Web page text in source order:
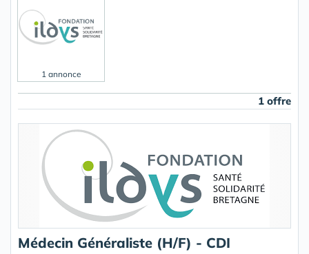
1 annonce
1 offre
Médecin Généraliste (H/F) - CDI